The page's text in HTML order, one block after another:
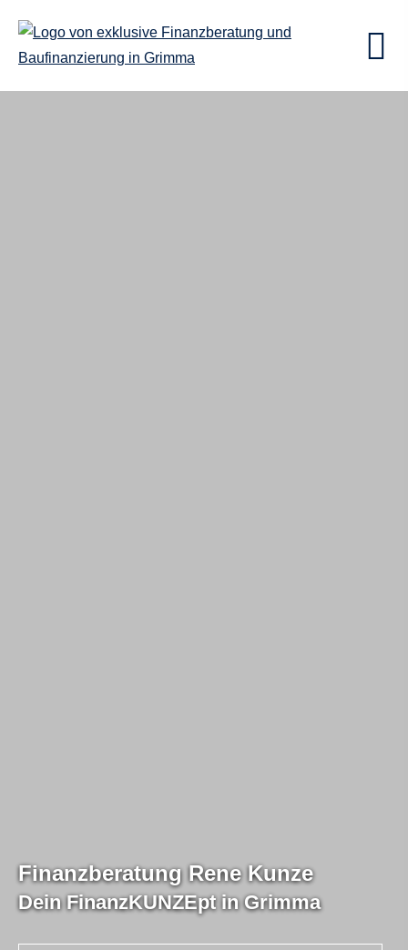
Finanzberatung Rene Kunze
Dein FinanzKUNZEpt in Grimma
Dein FinanzKUNZEpt in Grimma
Dein FinanzKUNZEpt in Grimma